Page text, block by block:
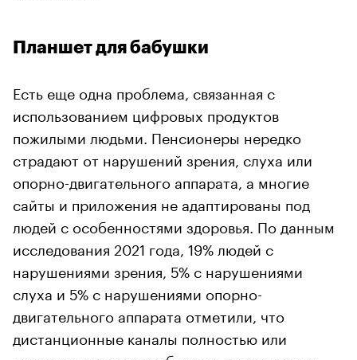
Планшет для бабушки
Есть еще одна проблема, связанная с
использованием цифровых продуктов
пожилыми людьми. Пенсионеры нередко
страдают от нарушений зрения, слуха или
опорно-двигательного аппарата, а многие
сайты и приложения не адаптированы под
людей с особенностями здоровья. По данным
исследования 2021 года, 19% людей с
нарушениями зрения, 5% с нарушениями
слуха и 5% с нарушениями опорно-
двигательного аппарата отметили, что
дистанционные каналы полностью или